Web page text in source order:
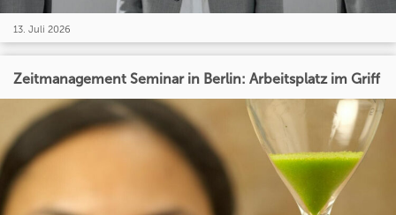
13. Juli 2026
Zeitmanagement Seminar in Berlin: Arbeitsplatz im Griff